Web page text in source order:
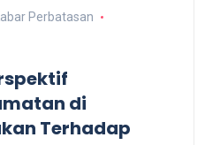
Perbatasan
di
Terhadap